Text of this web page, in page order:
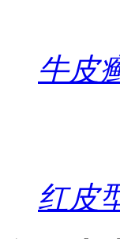
牛皮
红皮